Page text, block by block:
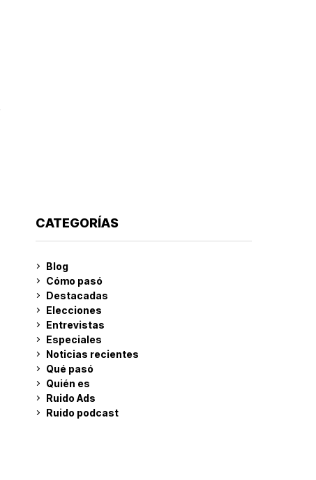
CATEGORÍAS
Blog
Cómo pasó
Destacadas
Elecciones
Entrevistas
Especiales
Noticias recientes
Qué pasó
Quién es
Ruido Ads
Ruido podcast